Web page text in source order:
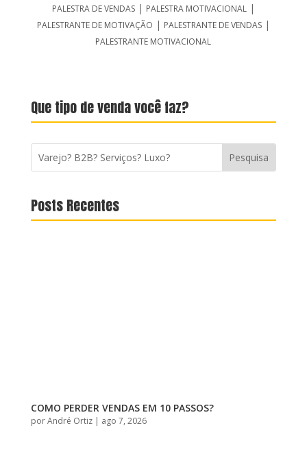
PALESTRA DE VENDAS| PALESTRA MOTIVACIONAL |
PALESTRANTE DE MOTIVAÇÃO | PALESTRANTE DE VENDAS|
PALESTRANTE MOTIVACIONAL
Que tipo de venda você faz?
Posts Recentes
COMO PERDER VENDAS EM 10 PASSOS?
porAndré Ortiz| ago 7, 2026